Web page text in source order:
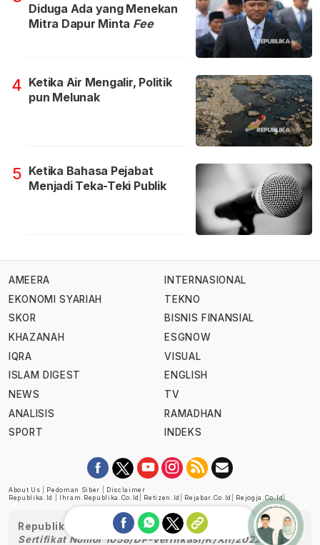
Diduga Ada yang Menekan
Mitra Dapur Minta Fee
4 Ketika Air Mengalir, Politik
pun Melunak
5 Ketika Bahasa Pejabat
Menjadi Teka-Teki Publik
AMEERA
EKONOMI SYARIAH
SKOR
KHAZANAH
IQRA
ISLAM DIGEST
NEWS
ANALISIS
SPORT
INTERNASIONAL
TEKNO
BISNIS FINANSIAL
ESGNOW
VISUAL
ENGLISH
TV
RAMADHAN
INDEKS
About Us Pedoman Siber
Disclaimer
Republika.id
Ihram.republika.co.id Retizen.id Rejabar.co.id Rejogja.co.id|
Republika telah diverifikasi oleh Dewan Pers
Sertifikat Nomor 1058/DP-Verifikasi/K/XII/2022